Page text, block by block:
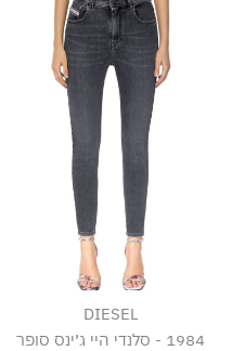
DIESEL
1984 - סלנדי היי ג׳ינס סופר